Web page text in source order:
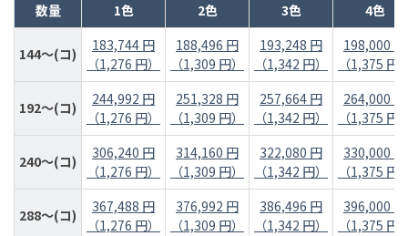
数量 1色 2色 3色 4色
144～(コ)
183,744 円
（1,276 円）
188,496 円
（1,309 円）
193,248 円
（1,342 円）
198,000 円
（1,375 円
192～(コ)
244,992 円
（1,276 円）
251,328 円
（1,309 円）
257,664 円
（1,342 円）
264,000 円
（1,375 円
240～(コ)
306,240 円
（1,276 円）
314,160 円
（1,309 円）
322,080 円
（1,342 円）
330,000 円
（1,375 円
288～(コ)
367,488 円
（1,276 円）
376,992 円
（1,309 円）
386,496 円
（1,342 円）
396,000 円
（1,375 円